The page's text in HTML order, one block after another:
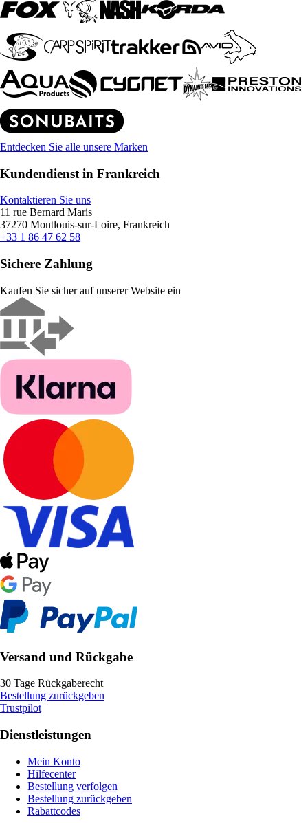
Entdecken Sie alle unsere Marken
Kundendienst in Frankreich
Kontaktieren Sie uns
11 rue Bernard Maris
37270 Montlouis-sur-Loire, Frankreich
+33 1 86 47 62 58
Sichere Zahlung
Kaufen Sie sicher auf unserer Website ein
Versand und Rückgabe
30 Tage Rückgaberecht
Bestellung zurückgeben
Trustpilot
Dienstleistungen
Mein Konto
Hilfecenter
Bestellung verfolgen
Bestellung zurückgeben
Rabattcodes